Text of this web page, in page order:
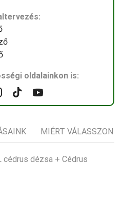
oldalainkon is:
Tik- Youtube
MIÉRT VÁLASSZON
dézsa + Cédrus